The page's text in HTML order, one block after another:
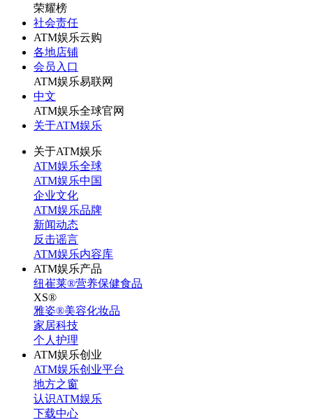
荣耀榜
社会责任
ATM娱乐云购
各地店铺
会员入口
ATM娱乐易联网
中文
ATM娱乐全球官网
关于ATM娱乐
关于ATM娱乐
ATM娱乐全球
ATM娱乐中国
企业文化
ATM娱乐品牌
新闻动态
反击谣言
ATM娱乐内容库
ATM娱乐产品
纽崔莱®营养保健食品
XS®
雅姿®美容化妆品
家居科技
个人护理
ATM娱乐创业
ATM娱乐创业平台
地方之窗
认识ATM娱乐
下载中心